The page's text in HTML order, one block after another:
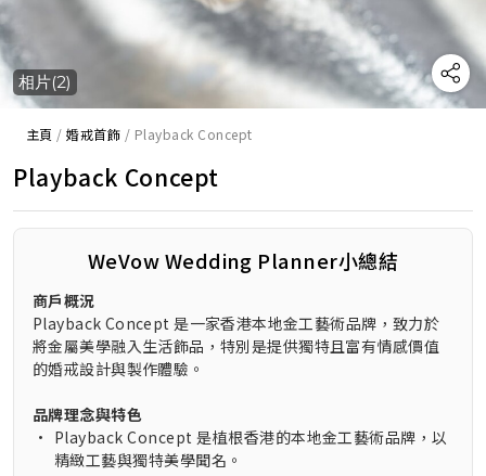
相片(2)
主頁 /婚戒首飾 / Playback Concept
Playback Concept
WeVow Wedding Planner小總結
商戶概況
Playback Concept 是一家香港本地金工藝術品牌，致力於
將金屬美學融入生活飾品，特別是提供獨特且富有情感價值
的婚戒設計與製作體驗。
品牌理念與特色
• Playback Concept 是植根香港的本地金工藝術品牌，以
精緻工藝與獨特美學聞名。